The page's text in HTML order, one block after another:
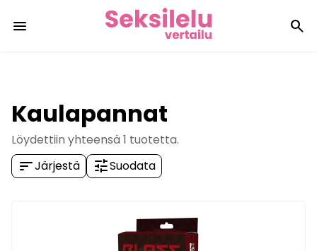
menu search
Kaulapannat
Löydettiin yhteensä 1 tuotetta.
sortJärjestä tuneSuodata